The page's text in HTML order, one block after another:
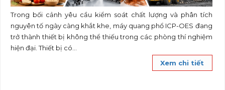
Trong bối cảnh yêu cầu kiểm soát chất lượng và phân tích
nguyên tố ngày càng khắt khe, máy quang phổ ICP-OES đang
trở thành thiết bị không thể thiếu trong các phòng thí nghiệm
hiện đại. Thiết bị có...
Xem chi tiết